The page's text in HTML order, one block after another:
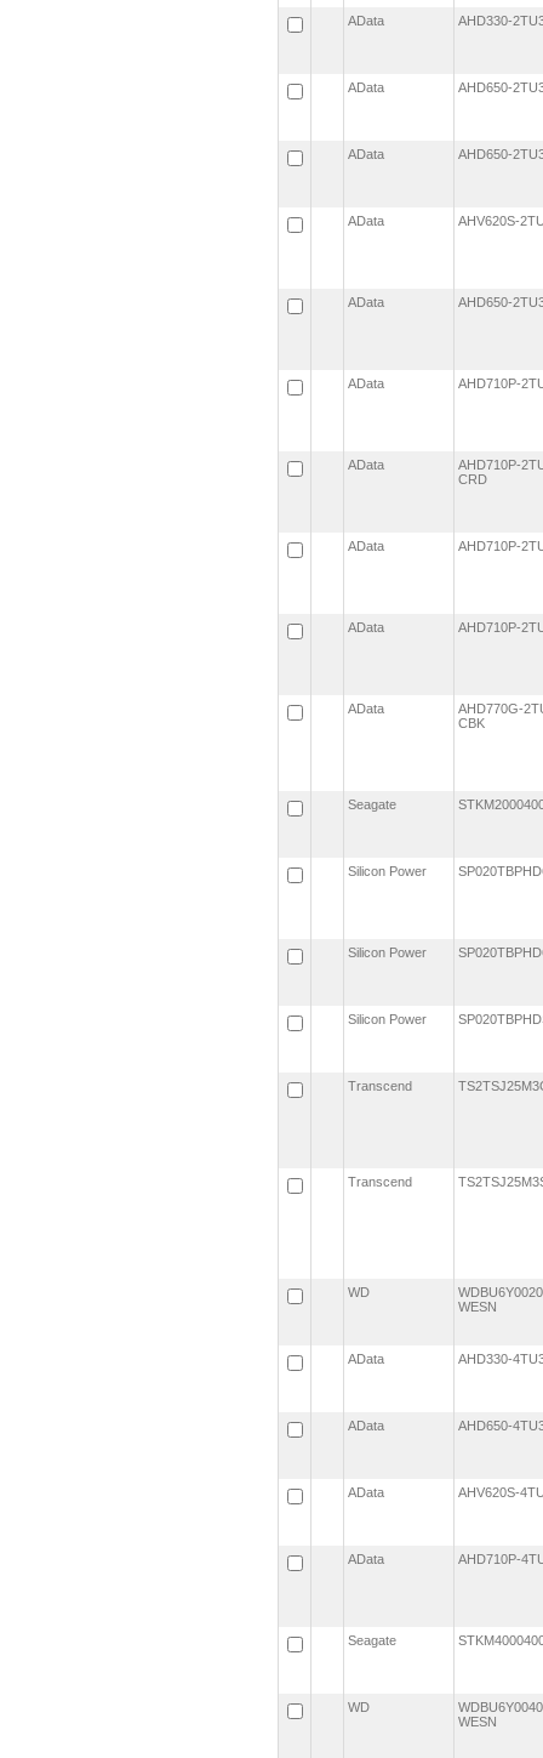
AData AHD330-
AData AHD650-
AData AHD650-
AData AHV620S-
AData AHD650-
AData AHD710P-
AData
AHD710P-
CRD
AData AHD710P-
AData AHD710P-
AData
AHD770G-
CBK
Seagate
Silicon Power
Silicon Power
Silicon Power
Transcend
Transcend
WD
WESN
AData AHD330-
AData AHD650-
AData AHV620S-
AData AHD710P-
Seagate
WD
WESN